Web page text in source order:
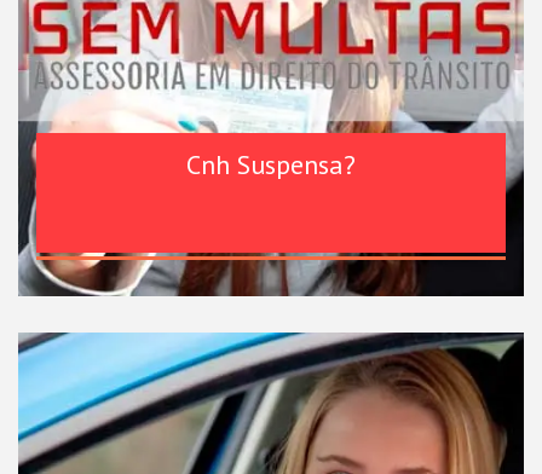
Cnh Suspensa?